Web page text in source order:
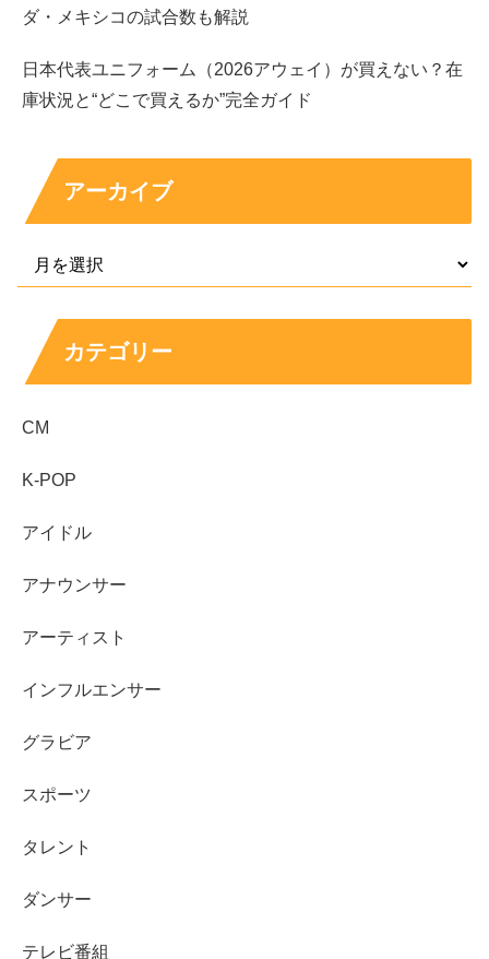
出典元：https://www.instagram.com/p/CgzP4OppQOZ/
プロフィール
ぶんのいち）
ニックネーム：
在）
所 属：
ダ・メキシコの試合数も解説
日本代表ユニフォーム（2026アウェイ）が買えない？在
庫状況と“どこで買えるか”完全ガイド
アーカイブ
カテゴリー
CM
K-POP
アイドル
アナウンサー
アーティスト
インフルエンサー
グラビア
スポーツ
タレント
ダンサー
テレビ番組